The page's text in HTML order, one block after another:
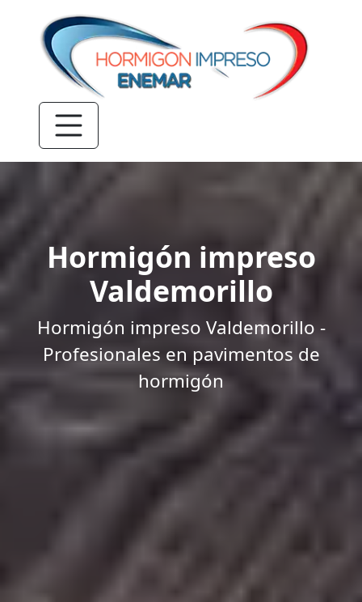
Hormigón impreso
Valdemorillo
Hormigón impreso Valdemorillo -
Profesionales en pavimentos de
hormigón